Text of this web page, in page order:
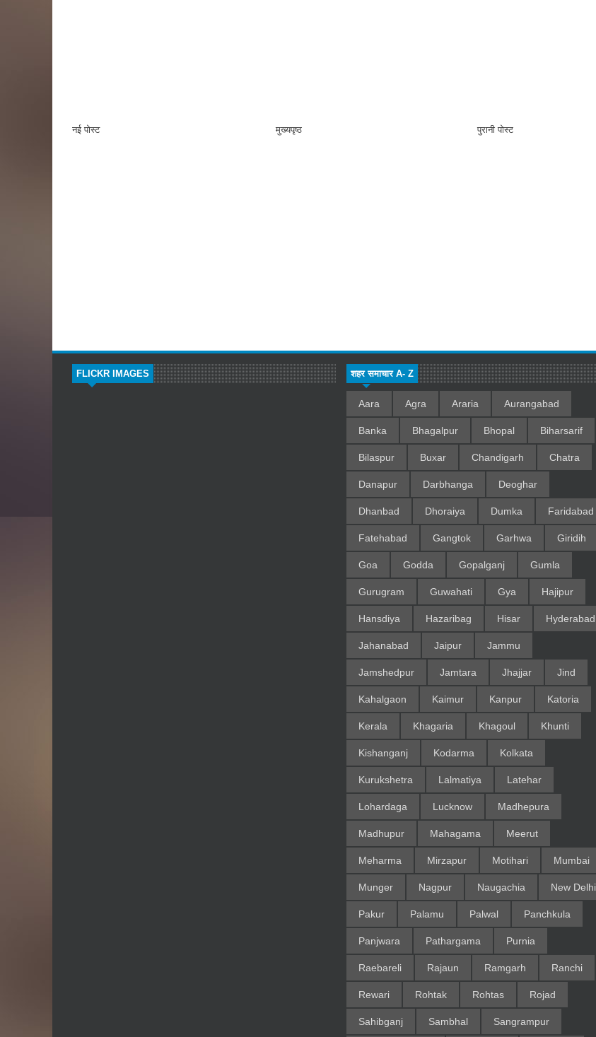
नई पोस्ट पुरानी पोस्ट
मुख्यपृष्ठ
FLICKR IMAGES शहर समाचार A- Z
Aara Agra Araria Aurangabad
Banka Bhagalpur Bhopal Biharsarif
Bilaspur Buxar Chandigarh Chatra
Danapur Darbhanga Deoghar
Dhanbad Dhoraiya Dumka Faridabad
Fatehabad Gangtok Garhwa Giridih
Goa Godda Gopalganj Gumla
Gurugram Guwahati Gya Hajipur
Hansdiya Hazaribag Hisar Hyderabad
Jahanabad Jaipur Jammu
Jamshedpur Jamtara Jhajjar Jind
Kahalgaon Kaimur Kanpur Katoria
Kerala Khagaria Khagoul Khunti
Kishanganj Kodarma Kolkata
Kurukshetra Lalmatiya Latehar
Lohardaga Lucknow Madhepura
Madhupur Mahagama Meerut
Meharma Mirzapur Motihari Mumbai
Munger Nagpur Naugachia New Delhi
Pakur Palamu Palwal Panchkula
Panjwara Pathargama Purnia
Raebareli Rajaun Ramgarh Ranchi
Rewari Rohtak Rohtas Rojad
Sahibganj Sambhal Sangrampur